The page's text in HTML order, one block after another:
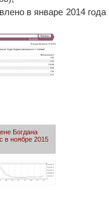
в январе 2014 года
Богдана
в ноябре 2015